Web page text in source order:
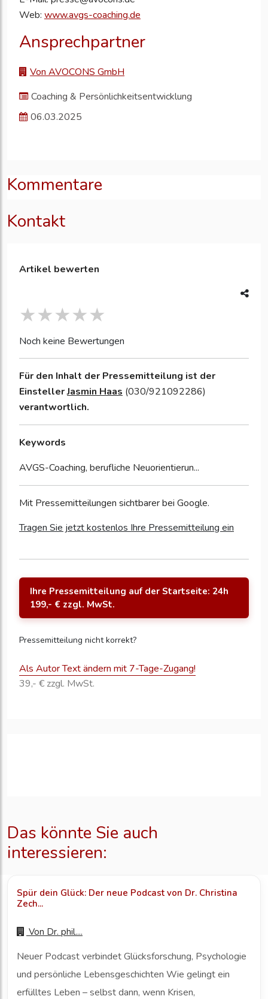
Web: www.avgs-coaching.de
Ansprechpartner
Von AVOCONS GmbH
Coaching & Persönlichkeitsentwicklung
06.03.2025
Kommentare
Kontakt
Artikel bewerten
Noch keine Bewertungen
Für den Inhalt der Pressemitteilung ist der
EinstellerJasmin Haas (030/921092286)
verantwortlich.
Keywords
AVGS-Coaching, berufliche Neuorientierun...
Mit Pressemitteilungen sichtbarer bei Google.
Tragen Sie jetzt kostenlos Ihre Pressemitteilung ein
Ihre Pressemitteilung auf der Startseite: 24h
199,- € zzgl. MwSt.
Pressemitteilung nicht korrekt?
Als Autor Text ändern mit 7-Tage-Zugang!
39,- € zzgl. MwSt.
Das könnte Sie auch
interessieren:
Spür dein Glück: Der neue Podcast von Dr. Christina
Zech...
Von Dr. phil....
Neuer Podcast verbindet Glücksforschung, Psychologie
und persönliche Lebensgeschichten Wie gelingt ein
erfülltes Leben – selbst dann, wenn Krisen,